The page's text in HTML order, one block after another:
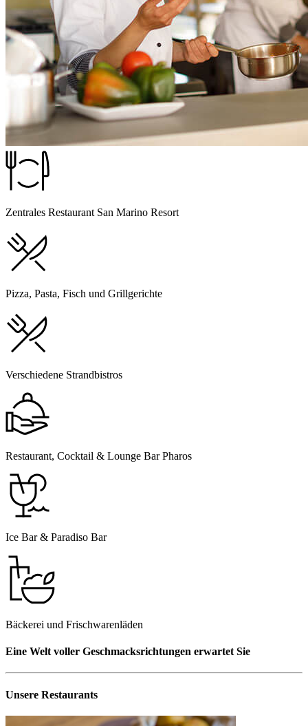
Zentrales Restaurant San Marino Resort
Pizza, Pasta, Fisch und Grillgerichte
Verschiedene Strandbistros
Restaurant, Cocktail & Lounge Bar Pharos
Ice Bar & Paradiso Bar
Bäckerei und Frischwarenläden
Eine Welt voller Geschmacksrichtungen erwartet Sie
Unsere Restaurants